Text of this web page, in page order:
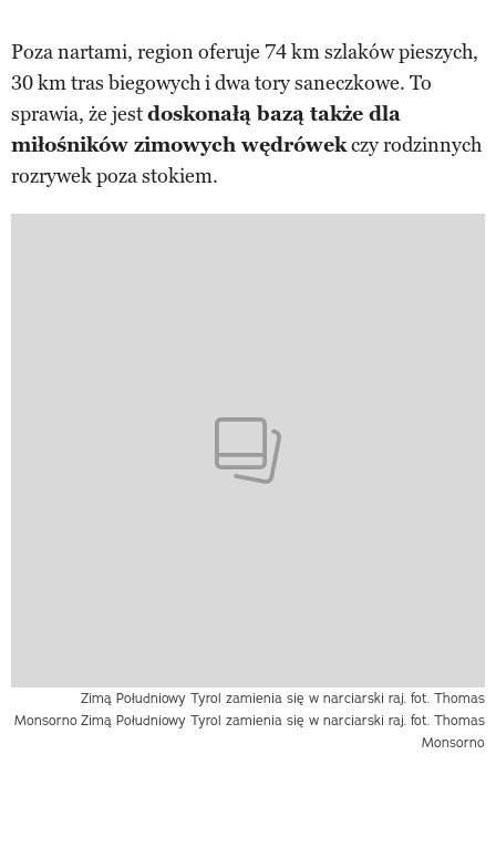
Poza nartami, region oferuje 74 km szlaków pieszych,
30 km tras biegowych i dwa tory saneczkowe. To
sprawia, że jestdoskonałą bazą także dla
miłośników zimowych wędrówekczy rodzinnych
rozrywek poza stokiem.
Zimą Południowy Tyrol zamienia się w narciarski raj. fot. Thomas
Monsorno Zimą Południowy Tyrol zamienia się w narciarski raj. fot. Thomas
Monsorno